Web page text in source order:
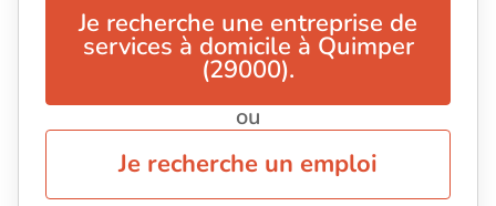
Je recherche une entreprise de
services à domicile à Quimper
(29000).
ou
Je recherche un emploi